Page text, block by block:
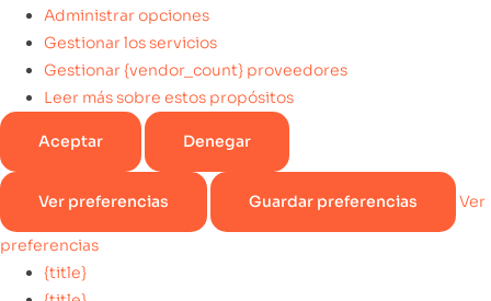
Administrar opciones
Gestionar los servicios
Gestionar {vendor_count} proveedores
Leer más sobre estos propósitos
Aceptar Denegar
Ver preferencias Guardar preferencias Ver
preferencias
{title}